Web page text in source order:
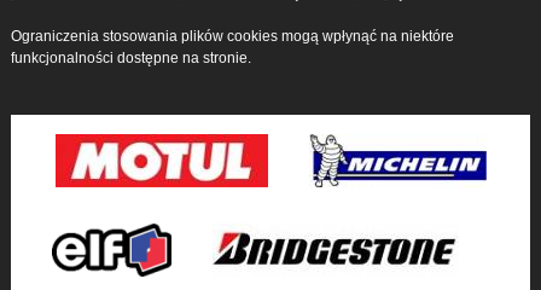
Ograniczenia stosowania plików cookies mogą wpłynąć na niektóre
funkcjonalności dostępne na stronie.